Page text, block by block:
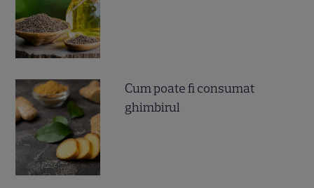
Cum poate fi consumat
ghimbirul